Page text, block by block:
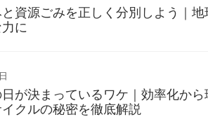
資源ごみを正しく分別しよう｜
に
が決まっているワケ｜効率化か
クルの秘密を徹底解説